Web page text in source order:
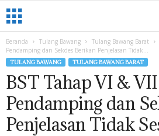
M
Beranda Tulang Bawang Tulang Bawang Barat
Pendamping dan Sekdes Berikan Penjelasan Tidak...
TULANG BAWANG TULANG BAWANG BARAT
BST Tahap VI &
Pendamping dan
Penjelasan Tidak